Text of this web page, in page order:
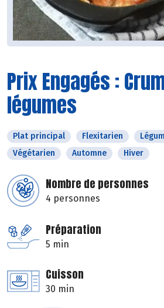
Prix Engagés :
légumes
Plat principal Flexitarien
Végétarien
Automne Hiver
Nombre de personnes
4 personnes
Préparation
5 min
Cuisson
30 min